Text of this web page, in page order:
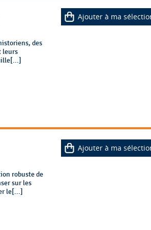
des
leurs
Ajouter à ma
robuste de
sur les
le[...]
Ajouter à ma